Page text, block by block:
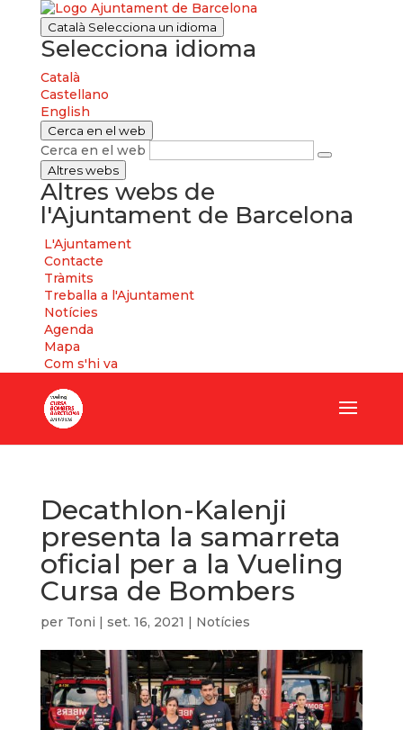
Català Selecciona un idioma
Selecciona idioma
Català
Castellano
English
Cerca en el web
Cerca en el web
Altres webs
Altres webs de
l'Ajuntament de Barcelona
L'Ajuntament
Contacte
Tràmits
Treballa a l'Ajuntament
Notícies
Agenda
Mapa
Com s'hi va
Decathlon-Kalenji
presenta la samarreta
oficial per a la Vueling
Cursa de Bombers
per Toni | set. 16, 2021 | Notícies